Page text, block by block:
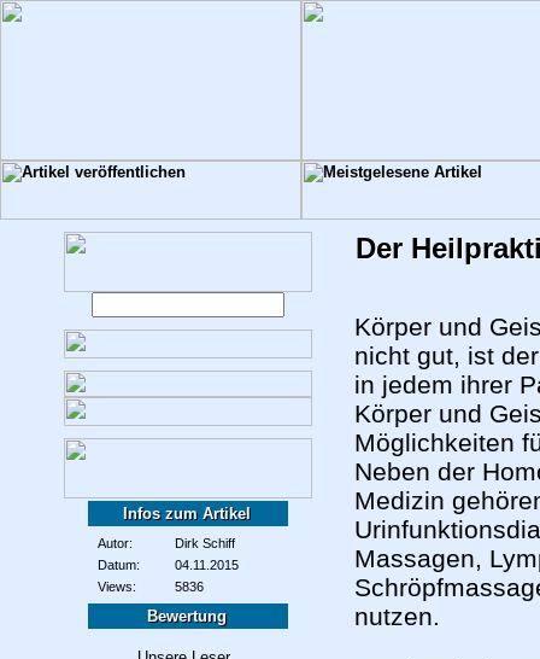
Infos zum Artikel
Autor:
Dirk Schiff
Datum:
04.11.2015
Views:
5836
Bewertung
Der
Körper und
nicht gut, ist
in jedem ihrer
Körper und
Möglichkeiten
Neben der
Medizin
Massagen,
nutzen.